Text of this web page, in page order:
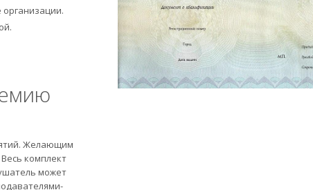
Желающим
комплект
может